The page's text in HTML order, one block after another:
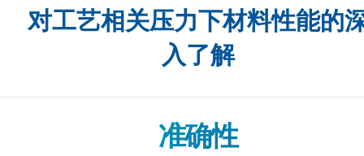
对工艺相关压力下材料性能的
入了解
准确性